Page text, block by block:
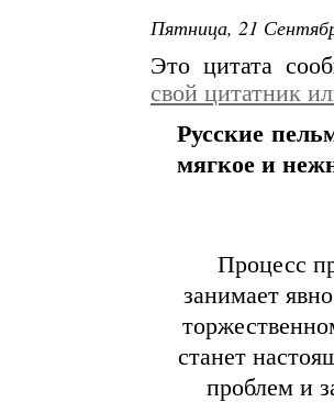
Пятница, 21
Это цитата
свой цитатник
Русские
мягкое и
Процесс
занимает
станет
проблем и